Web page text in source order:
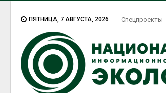
ПЯТНИЦА, 7 АВГУСТА, 2026 Спецпроекты